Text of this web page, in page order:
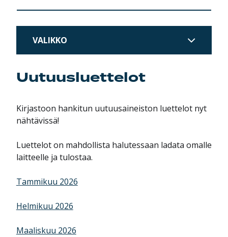
VALIKKO
Uutuusluettelot
Kirjastoon hankitun uutuusaineiston luettelot nyt
nähtävissä!
Luettelot on mahdollista halutessaan ladata omalle
laitteelle ja tulostaa.
Tammikuu 2026
Helmikuu 2026
Maaliskuu 2026